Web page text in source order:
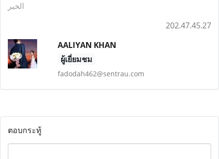
الخير
202.47.45.27
AALIYAN KHAN
ผู้เยี่ยมชม
fadodah462@sentrau.com
ตอบกระทู้